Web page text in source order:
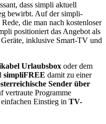
dass simpli aktuell
bewirbt. Auf der simpli-
Rede, die man nach kostenloser
positioniert das Angebot als
inklusive Smart-TV und
Urlaubsbox oder dem
simpliFREE damit zu einer
Sender über
vertraute Programme
Einstieg in TV-